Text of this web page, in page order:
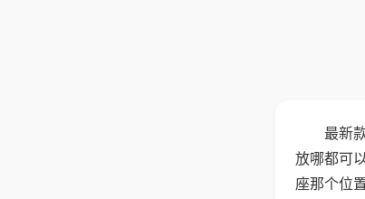
最新
放哪都可
座那个位